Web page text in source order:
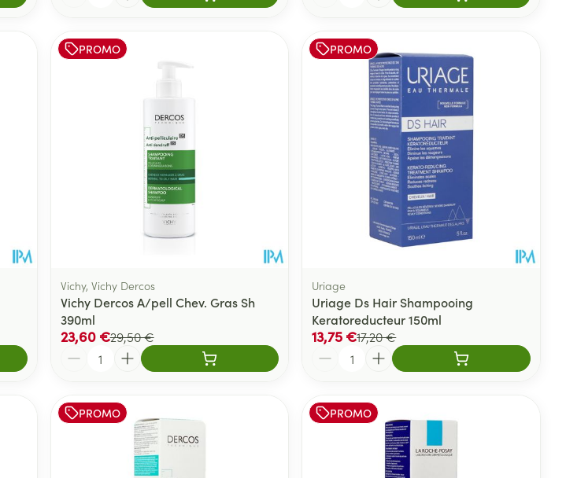
PROMO
Vichy, Vichy Dercos
Vichy Dercos A/pell Chev. Gras Sh
390ml
29,50 €
23,60 €
Quantité
PROMO
Uriage
Uriage Ds Hair Shampooing
Keratoreducteur 150ml
17,20 €
13,75 €
Quantité
PROMO PROMO